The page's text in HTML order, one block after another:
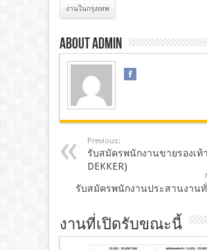
งานในกรุงเทพ
About admin
Previous:
รับสมัครพนักงานขายรองเท้
DEKKER)
รับสมัครพนักงานประสานงาน
งานที่เปิดรับขณะนี้